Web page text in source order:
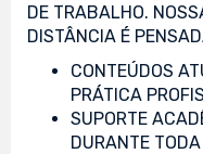
DE TRABALHO.
DISTÂNCIA É
CONTEÚDOS
PRÁTICA
SUPORTE
DURANTE